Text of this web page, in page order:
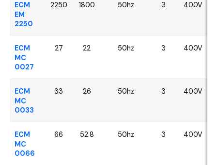
ECM
EM
2250
2250 1800 50hz 3 400V
ECM
MC
0027
27 22 50hz 3 400V
ECM
MC
0033
33 26 50hz 3 400V
ECM
MC
0066
66 52.8 50hz 3 400V